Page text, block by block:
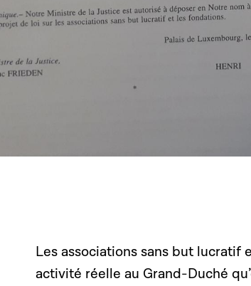
Les associations sans but lucratif
activité réelle au Grand-Duché